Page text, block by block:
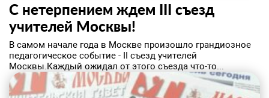
С нетерпением ждем III съезд
учителей Москвы!
​В самом начале года в Москве произошло грандиозное
педагогическое событие - II съезд учителей
Москвы.Каждый ожидал от этого съезда что-то...